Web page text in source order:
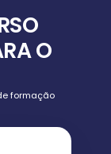
O
formação